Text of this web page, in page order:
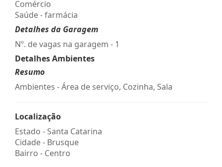
Comércio
Saúde - farmácia
Detalhes da Garagem
Nº. de vagas na garagem - 1
Detalhes Ambientes
Resumo
Ambientes - Área de serviço, Cozinha, Sala
Localização
Estado -Santa Catarina
Cidade - Brusque
Bairro - Centro